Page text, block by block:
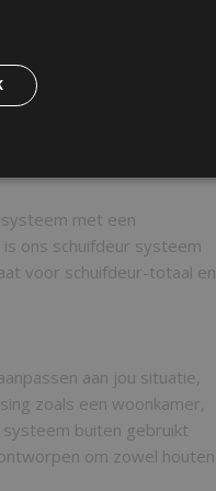
rail maar er kunnen ook
met een
ons schuifdeur systeem
voor schuifdeur-totaal en
aan jou situatie,
zoals een woonkamer,
buiten gebruikt
om zowel houten